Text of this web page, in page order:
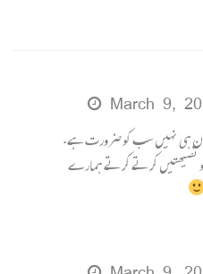
March 9,
ہی نہیں سب کو ضرورت ہے.
کو نصیھتیں کرتے کرتے ہمارے